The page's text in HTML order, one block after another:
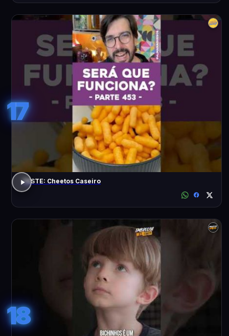
17
TESTE: Cheetos Caseiro
18